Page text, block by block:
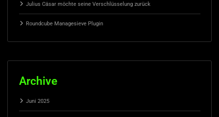
Julius Cäsar möchte seine Verschlüsselung zurück
Roundcube Managesieve Plugin
Archive
Juni 2025